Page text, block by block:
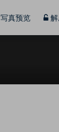
写真预览 解